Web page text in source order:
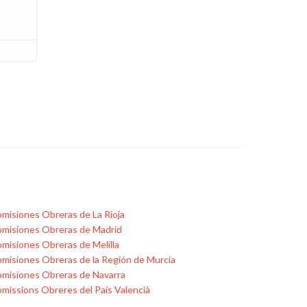
Obreras de La Rioja
Obreras de Madrid
Obreras de Melilla
Obreras de la Región de Murcia
Obreras de Navarra
Obreres del País Valencià